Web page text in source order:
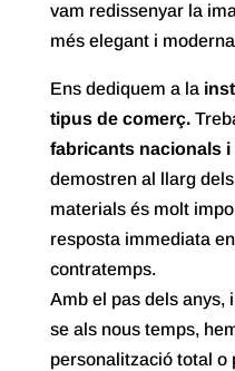
vam redissenyar la
més elegant i
Ens dediquem a la
tipus de comerç.
fabricants nacionals
demostren al llarg
materials és molt
resposta immediata
contratemps.
Amb el pas dels anys,
se als nous temps,
personalització total o